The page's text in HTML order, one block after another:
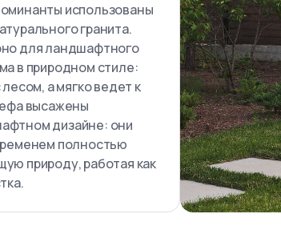
использованы
гранита.
для ландшафтного
в природном стиле:
а мягко ведет к
высажены
дизайне: они
полностью
природу, работая как